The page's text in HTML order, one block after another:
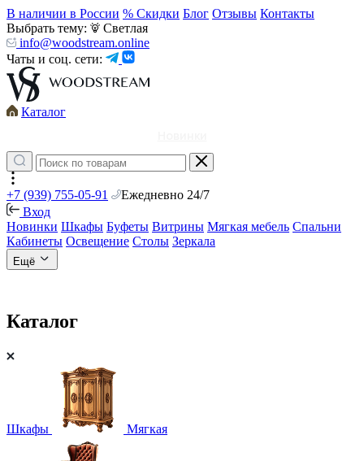
В наличии в России % Скидки Блог Отзывы Контакты
Выбрать тему:
Светлая
info@woodstream.online
Чаты и соц. сети:
Каталог
+7 (939) 755-05-91
Ежедневно 24/7
Вход
Новинки Шкафы Буфеты Витрины Мягкая мебель Спальни
Кабинеты Освещение Столы Зеркала
Ещё
Каталог
Шкафы Мягкая